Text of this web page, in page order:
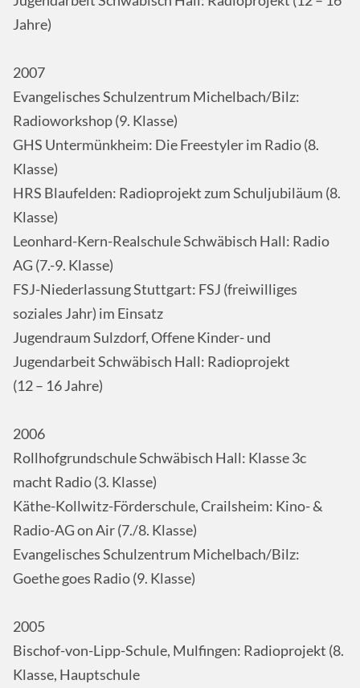
Jahre)
2007
Evangelisches Schulzentrum Michelbach/Bilz:
Radioworkshop (9. Klasse)
GHS Untermünkheim: Die Freestyler im Radio (8.
Klasse)
HRS Blaufelden: Radioprojekt zum Schuljubiläum (8.
Klasse)
Leonhard-Kern-Realschule Schwäbisch Hall: Radio
AG (7.-9. Klasse)
FSJ-Niederlassung Stuttgart: FSJ (freiwilliges
soziales Jahr) im Einsatz
Jugendraum Sulzdorf, Offene Kinder- und
Jugendarbeit Schwäbisch Hall: Radioprojekt
(12 – 16 Jahre)
2006
Rollhofgrundschule Schwäbisch Hall: Klasse 3c
macht Radio (3. Klasse)
Käthe-Kollwitz-Förderschule, Crailsheim: Kino- &
Radio-AG on Air (7./8. Klasse)
Evangelisches Schulzentrum Michelbach/Bilz:
Goethe goes Radio (9. Klasse)
2005
Bischof-von-Lipp-Schule, Mulfingen: Radioprojekt (8.
Klasse, Hauptschule